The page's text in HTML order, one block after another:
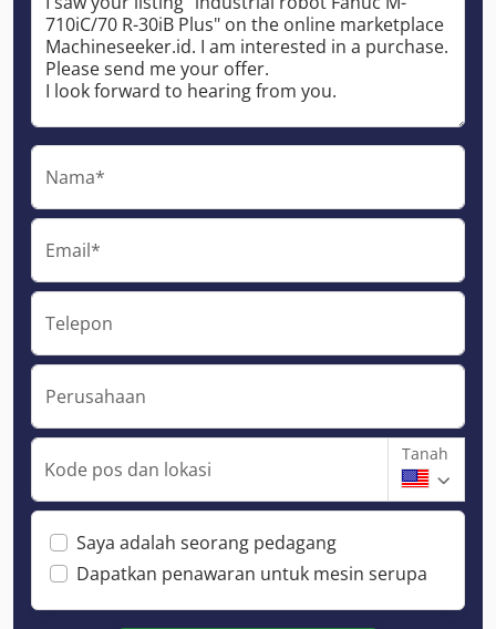
Nama*
Email*
Telepon
Perusahaan
Kode pos dan lokasi
Tanah
Saya adalah seorang pedagang
Dapatkan penawaran untuk mesin serupa